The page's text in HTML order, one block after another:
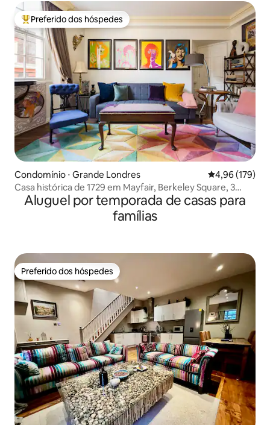
Entre os melhores preferidos dos hóspedes
Preferido dos hóspedes
Condomínio ⋅ Grande Londres 4,96 de uma
4,96 (179)
Casa histórica de 1729 em Mayfair, Berkeley Square, 3
quartos
Aluguel por temporada de casas para
famílias
Preferido dos hóspedes
Preferido dos hóspedes